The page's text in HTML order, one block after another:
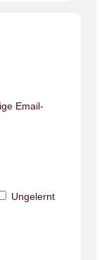
Email-
Ungelernt